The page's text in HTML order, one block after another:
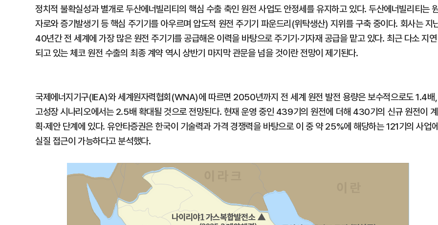
정치적 불확실성과 별개로 두산에너빌리티의 핵심 수출 축인 원전 사업도 안정세를 유지하고 있다. 두산에너빌리티는
자로와 증기발생기 등 핵심 주기기를 아우르며 압도적 원전 주기기 파운드리(위탁생산) 지위를 구축 중이다. 회사는 지
40년간 전 세계에 가장 많은 원전 주기기를 공급해온 이력을 바탕으로 주기기·기자재 공급을 맡고 있다. 최근 다소 지연
되고 있는 체코 원전 수출의 최종 계약 역시 상반기 마지막 관문을 넘을 것이란 전망이 제기된다.
국제에너지기구(IEA)와 세계원자력협회(WNA)에 따르면 2050년까지 전 세계 원전 발전 용량은 보수적으로도 1.4배,
고성장 시나리오에서는 2.5배 확대될 것으로 전망된다. 현재 운영 중인 439기의 원전에 더해 430기의 신규 원전이 계
획·제안 단계에 있다. 유안타증권은 한국이 기술력과 가격 경쟁력을 바탕으로 이 중 약 25%에 해당하는 121기의 사업
실질 접근이 가능하다고 분석했다.